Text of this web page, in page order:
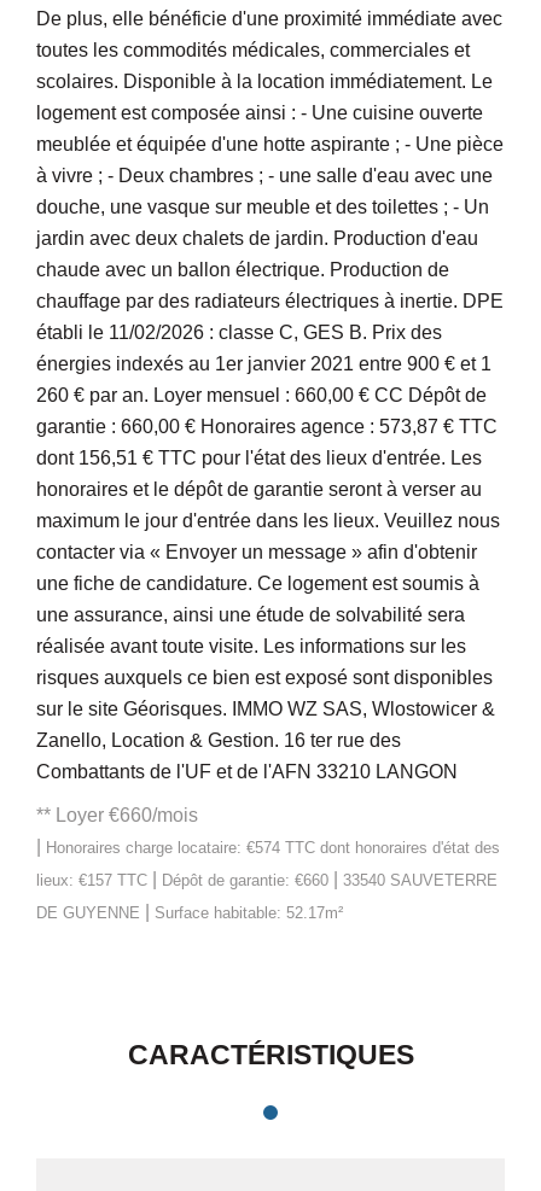
De plus, elle bénéficie d'une proximité immédiate avec
toutes les commodités médicales, commerciales et
scolaires. Disponible à la location immédiatement. Le
logement est composée ainsi : - Une cuisine ouverte
meublée et équipée d'une hotte aspirante ; - Une pièce
à vivre ; - Deux chambres ; - une salle d'eau avec une
douche, une vasque sur meuble et des toilettes ; - Un
jardin avec deux chalets de jardin. Production d'eau
chaude avec un ballon électrique. Production de
chauffage par des radiateurs électriques à inertie. DPE
établi le 11/02/2026 : classe C, GES B. Prix des
énergies indexés au 1er janvier 2021 entre 900 € et 1
260 € par an. Loyer mensuel : 660,00 € CC Dépôt de
garantie : 660,00 € Honoraires agence : 573,87 € TTC
dont 156,51 € TTC pour l'état des lieux d'entrée. Les
honoraires et le dépôt de garantie seront à verser au
maximum le jour d'entrée dans les lieux. Veuillez nous
contacter via « Envoyer un message » afin d'obtenir
une fiche de candidature. Ce logement est soumis à
une assurance, ainsi une étude de solvabilité sera
réalisée avant toute visite. Les informations sur les
risques auxquels ce bien est exposé sont disponibles
sur le site Géorisques. IMMO WZ SAS, Wlostowicer &
Zanello, Location & Gestion. 16 ter rue des
Combattants de l'UF et de l'AFN 33210 LANGON
** Loyer €660/mois
Honoraires charge locataire: €574 TTC dont honoraires d'état des
lieux: €157 TTC
Dépôt de garantie: €660
33540 SAUVETERRE
DE GUYENNE
Surface habitable: 52.17m²
CARACTÉRISTIQUES